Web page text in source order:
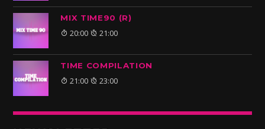
MIX TIME90 (R)
20:00 21:00
TIME COMPILATION
21:00 23:00